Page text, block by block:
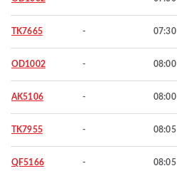
TK7665 - 07:30
OD1002 - 08:00
AK5106 - 08:00
TK7955 - 08:05
QF5166 - 08:05